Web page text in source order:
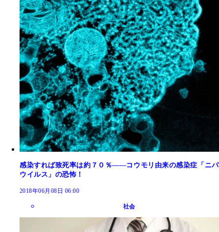
感染すれば致死率は約７０％――コウモリ由来の感染症「ニパ
ウイルス」の恐怖！
2018年06月08日 06:00
社会